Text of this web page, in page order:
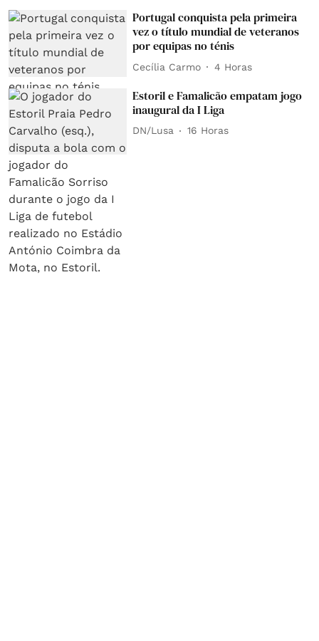
Portugal conquista pela primeira
vez o título mundial de veteranos
por equipas no ténis
Cecília Carmo 4 Horas
Estoril e Famalicão empatam jogo
inaugural da I Liga
DN/Lusa 16 Horas